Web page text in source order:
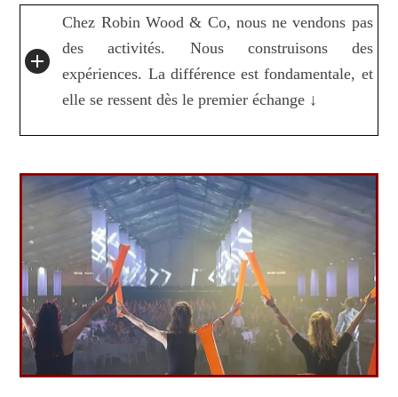
Chez Robin Wood & Co, nous ne vendons pas
des activités. Nous construisons des
expériences. La différence est fondamentale, et
elle se ressent dès le premier échange ↓